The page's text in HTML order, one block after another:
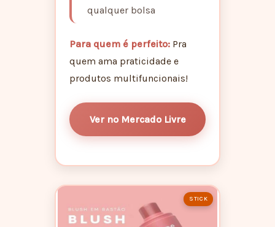
qualquer bolsa
Para quem é perfeito:Pra
quem ama praticidade e
produtos multifuncionais!
Ver no Mercado Livre
STICK